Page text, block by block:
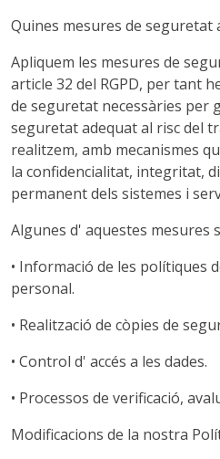
Quines mesures de seguretat
Apliquem les mesures de
article 32 del RGPD, per tant
de seguretat necessàries per
seguretat adequat al risc del
realitzem, amb mecanismes
la confidencialitat, integritat,
permanent dels sistemes i
Algunes d' aquestes mesures
• Informació de les polítiques
personal.
• Realització de còpies de
• Control d' accés a les dades.
• Processos de verificació,
Modificacions de la nostra